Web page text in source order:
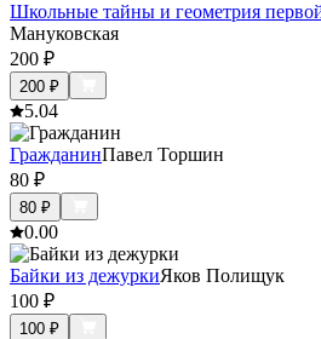
Школьные тайны и геометрия
Мануковская
200 ₽
200 ₽
5.04
ГражданинПавел Торшин
80 ₽
80 ₽
0.00
Байки из дежуркиЯков Полищук
100 ₽
100 ₽